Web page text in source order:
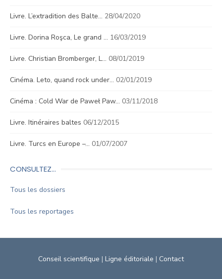
Livre. L’extradition des Balte… 28/04/2020
Livre. Dorina Roşca, Le grand … 16/03/2019
Livre. Christian Bromberger, L… 08/01/2019
Cinéma. Leto, quand rock under… 02/01/2019
Cinéma : Cold War de Paweł Paw… 03/11/2018
Livre. Itinéraires baltes 06/12/2015
Livre. Turcs en Europe –… 01/07/2007
CONSULTEZ…
Tous les dossiers
Tous les reportages
Conseil scientifique | Ligne éditoriale | Contact